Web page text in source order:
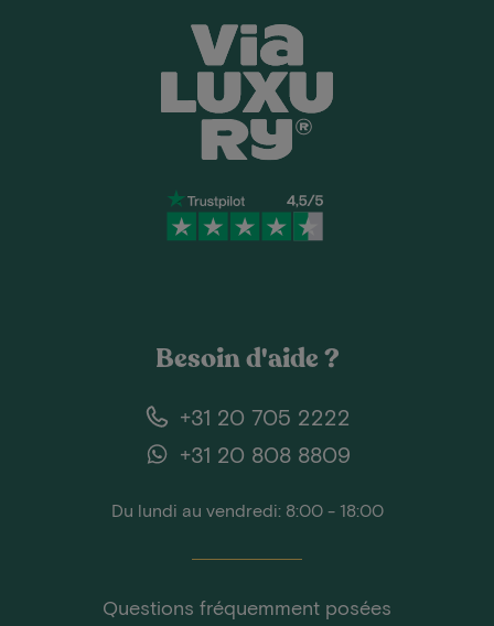
Besoin d'aide ?
+31 20 705 2222
+31 20 808 8809
Du lundi au vendredi: 8:00 - 18:00
Questions fréquemment posées